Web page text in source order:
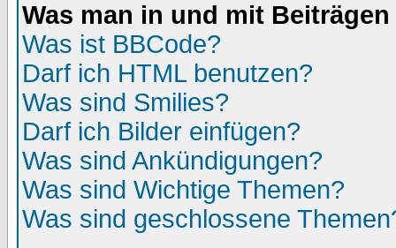
Was man in und mit
Was ist BBCode?
Darf ich HTML benutzen?
Was sind Smilies?
Darf ich Bilder einfügen?
Was sind Ankündigungen?
Was sind Wichtige Themen?
Was sind geschlossene